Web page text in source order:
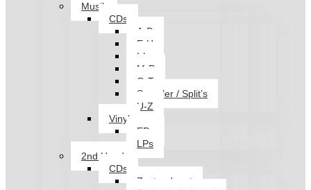
Musik
CDs
A-D
E-H
I-L
M-P
Q-T
Sampler / Split’s
U-Z
Vinyl
EPs
LPs
2nd Hand
CDs
Zustand: gut